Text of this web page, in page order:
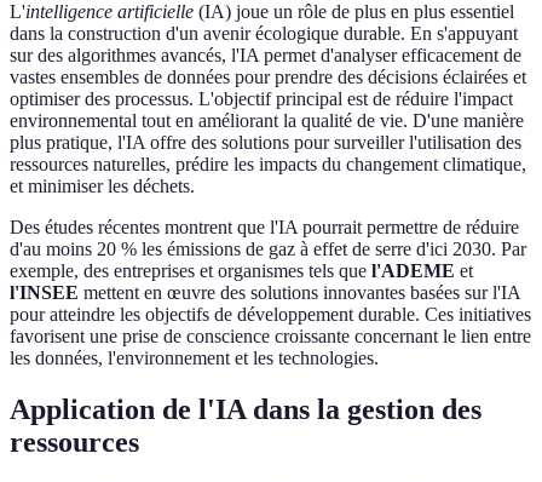
L'intelligence artificielle (IA) joue un rôle de plus en plus essentiel
dans la construction d'un avenir écologique durable. En s'appuyant
sur des algorithmes avancés, l'IA permet d'analyser efficacement de
vastes ensembles de données pour prendre des décisions éclairées et
optimiser des processus. L'objectif principal est de réduire l'impact
environnemental tout en améliorant la qualité de vie. D'une manière
plus pratique, l'IA offre des solutions pour surveiller l'utilisation des
ressources naturelles, prédire les impacts du changement climatique,
et minimiser les déchets.
Des études récentes montrent que l'IA pourrait permettre de réduire
d'au moins 20 % les émissions de gaz à effet de serre d'ici 2030. Par
exemple, des entreprises et organismes tels que l'ADEME et
l'INSEE mettent en œuvre des solutions innovantes basées sur l'IA
pour atteindre les objectifs de développement durable. Ces initiatives
favorisent une prise de conscience croissante concernant le lien entre
les données, l'environnement et les technologies.
Application de l'IA dans la gestion des
ressources